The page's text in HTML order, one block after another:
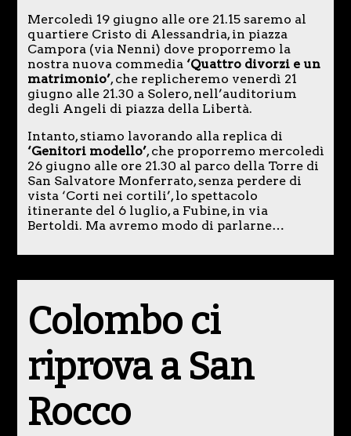
Mercoledì 19 giugno alle ore 21.15 saremo al
quartiere Cristo di Alessandria, in piazza
Campora (via Nenni) dove proporremo la
nostra nuova commedia ‘Quattro divorzi e un
matrimonio’, che replicheremo venerdì 21
giugno alle 21.30 a Solero, nell’auditorium
degli Angeli di piazza della Libertà.
Intanto, stiamo lavorando alla replica di
‘Genitori modello’, che proporremo mercoledì
26 giugno alle ore 21.30 al parco della Torre di
San Salvatore Monferrato, senza perdere di
vista ‘Corti nei cortili’, lo spettacolo
itinerante del 6 luglio, a Fubine, in via
Bertoldi. Ma avremo modo di parlarne…
Colombo ci
riprova a San
Rocco